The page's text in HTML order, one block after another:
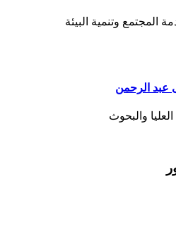
المجتمع وتنمية البيئة
عبد الرحمن
والبحوث